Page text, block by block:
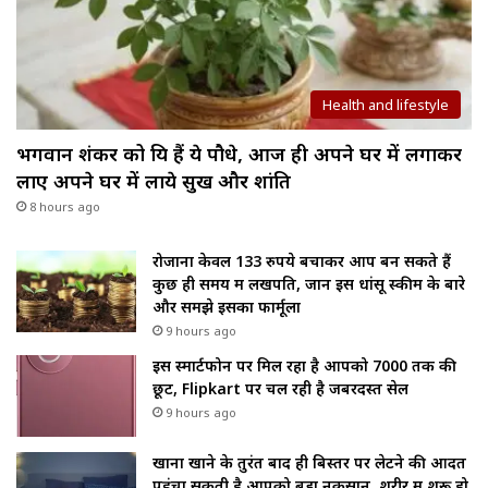
Health and lifestyle
भगवान शंकर को प्रिय हैं ये पौधे, आज ही अपने घर में लगाकर
लाए अपने घर में लाये सुख और शांति
8 hours ago
रोजाना केवल 133 रुपये बचाकर आप बन सकते हैं
कुछ ही समय में लखपति, जानें इस धांसू स्कीम के बारे
और समझे इसका फार्मूला
9 hours ago
इस स्मार्टफोन पर मिल रहा है आपको ₹7000 तक की
छूट, Flipkart पर चल रही है जबरदस्त सेल
9 hours ago
खाना खाने के तुरंत बाद ही बिस्तर पर लेटने की आदत